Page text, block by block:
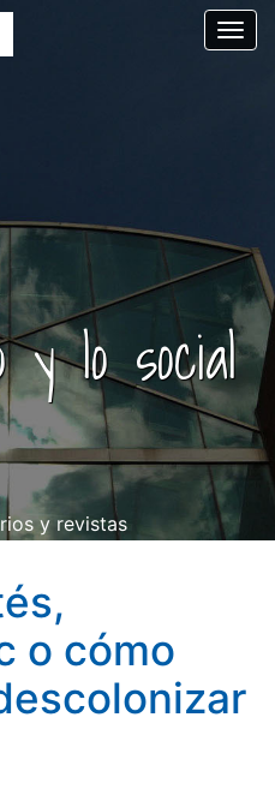
y lo social
y revistas
el pasado
o cómo